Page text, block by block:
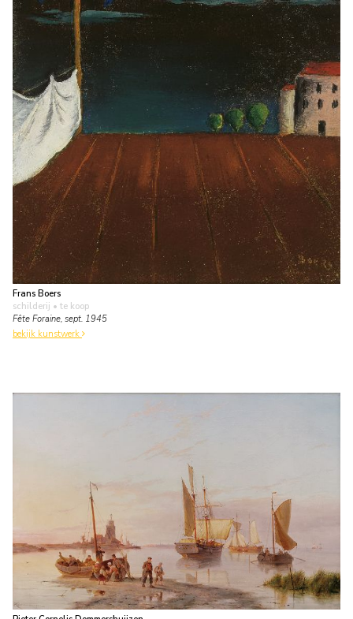
Frans Boers
schilderij • te koop
Fête Foraine, sept. 1945
bekijk kunstwerk